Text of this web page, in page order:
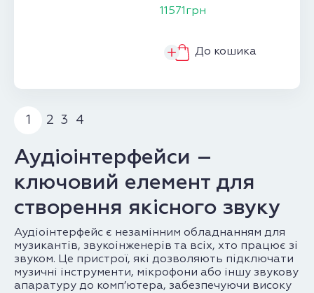
11571грн
До кошика
1 2 3 4
Аудіоінтерфейси –
ключовий елемент для
створення якісного звуку
Аудіоінтерфейс є незамінним обладнанням для
музикантів, звукоінженерів та всіх, хто працює зі
звуком. Це пристрої, які дозволяють підключати
музичні інструменти, мікрофони або іншу звукову
апаратуру до комп’ютера, забезпечуючи високу